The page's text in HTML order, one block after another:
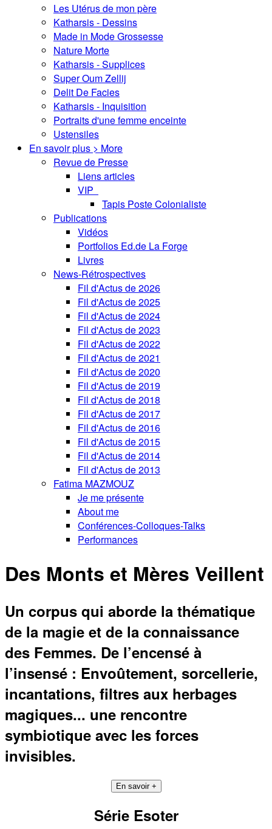
Les Utérus de mon père
Katharsis - Dessins
Made in Mode Grossesse
Nature Morte
Katharsis - Supplices
Super Oum Zellij
Delit De Facies
Katharsis - Inquisition
Portraits d'une femme enceinte
Ustensiles
En savoir plus > More
Revue de Presse
Liens articles
VIP
Tapis Poste Colonialiste
Publications
Vidéos
Portfolios Ed.de La Forge
Livres
News-Rétrospectives
Fil d'Actus de 2026
Fil d'Actus de 2025
Fil d'Actus de 2024
Fil d'Actus de 2023
Fil d'Actus de 2022
Fil d'Actus de 2021
Fil d'Actus de 2020
Fil d'Actus de 2019
Fil d'Actus de 2018
Fil d'Actus de 2017
Fil d'Actus de 2016
Fil d'Actus de 2015
Fil d'Actus de 2014
Fil d'Actus de 2013
Fatima MAZMOUZ
Je me présente
About me
Conférences-Colloques-Talks
Performances
Des Monts et Mères Veillent
Un corpus qui aborde la thématique
de la magie et de la connaissance
des Femmes. De l’encensé à
l’insensé : Envoûtement, sorcellerie,
incantations, filtres aux herbages
magiques... une rencontre
symbiotique avec les forces
invisibles.
En savoir +
Série Esoter